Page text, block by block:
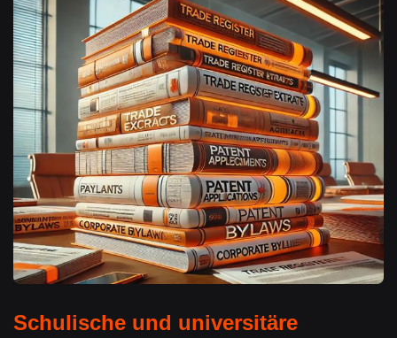
Schulische und universitäre